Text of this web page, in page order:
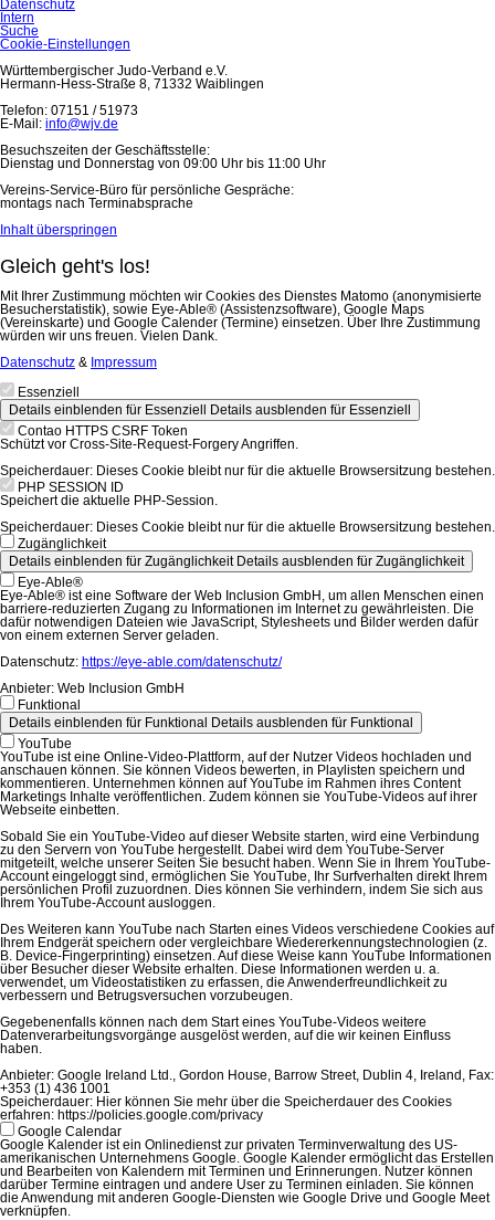
Datenschutz
Intern
Suche
Cookie-Einstellungen
Württembergischer Judo-Verband e.V.
Hermann-Hess-Straße 8, 71332 Waiblingen
Telefon: 07151 / 51973
E-Mail: info@wjv.de
Besuchszeiten der Geschäftsstelle:
Dienstag und Donnerstag von 09:00 Uhr bis 11:00 Uhr
Vereins-Service-Büro für persönliche Gespräche:
montags nach Terminabsprache
Inhalt überspringen
Gleich geht's los!
Mit Ihrer Zustimmung möchten wir Cookies des Dienstes Matomo (anonymisierte
Besucherstatistik), sowie Eye-Able® (Assistenzsoftware), Google Maps
(Vereinskarte) und Google Calender (Termine) einsetzen. Über Ihre Zustimmung
würden wir uns freuen. Vielen Dank.
Datenschutz & Impressum
Essenziell
Details einblenden für Essenziell Details ausblenden für Essenziell
Contao HTTPS CSRF Token
Schützt vor Cross-Site-Request-Forgery Angriffen.
Speicherdauer: Dieses Cookie bleibt nur für die aktuelle Browsersitzung bestehen.
PHP SESSION ID
Speichert die aktuelle PHP-Session.
Speicherdauer: Dieses Cookie bleibt nur für die aktuelle Browsersitzung bestehen.
Zugänglichkeit
Details einblenden für Zugänglichkeit Details ausblenden für Zugänglichkeit
Eye-Able®
Eye-Able® ist eine Software der Web Inclusion GmbH, um allen Menschen einen
barriere-reduzierten Zugang zu Informationen im Internet zu gewährleisten. Die
dafür notwendigen Dateien wie JavaScript, Stylesheets und Bilder werden dafür
von einem externen Server geladen.
Datenschutz: https://eye-able.com/datenschutz/
Anbieter: Web Inclusion GmbH
Funktional
Details einblenden für Funktional Details ausblenden für Funktional
YouTube
YouTube ist eine Online-Video-Plattform, auf der Nutzer Videos hochladen und
anschauen können. Sie können Videos bewerten, in Playlisten speichern und
kommentieren. Unternehmen können auf YouTube im Rahmen ihres Content
Marketings Inhalte veröffentlichen. Zudem können sie YouTube-Videos auf ihrer
Webseite einbetten.
Sobald Sie ein YouTube-Video auf dieser Website starten, wird eine Verbindung
zu den Servern von YouTube hergestellt. Dabei wird dem YouTube-Server
mitgeteilt, welche unserer Seiten Sie besucht haben. Wenn Sie in Ihrem YouTube-
Account eingeloggt sind, ermöglichen Sie YouTube, Ihr Surfverhalten direkt Ihrem
persönlichen Profil zuzuordnen. Dies können Sie verhindern, indem Sie sich aus
Ihrem YouTube-Account ausloggen.
Des Weiteren kann YouTube nach Starten eines Videos verschiedene Cookies auf
Ihrem Endgerät speichern oder vergleichbare Wiedererkennungstechnologien (z.
B. Device-Fingerprinting) einsetzen. Auf diese Weise kann YouTube Informationen
über Besucher dieser Website erhalten. Diese Informationen werden u. a.
verwendet, um Videostatistiken zu erfassen, die Anwenderfreundlichkeit zu
verbessern und Betrugsversuchen vorzubeugen.
Gegebenenfalls können nach dem Start eines YouTube-Videos weitere
Datenverarbeitungsvorgänge ausgelöst werden, auf die wir keinen Einfluss
haben.
Anbieter: Google Ireland Ltd., Gordon House, Barrow Street, Dublin 4, Ireland, Fax:
+353 (1) 436 1001
Speicherdauer: Hier können Sie mehr über die Speicherdauer des Cookies
erfahren: https://policies.google.com/privacy
Google Calendar
Google Kalender ist ein Onlinedienst zur privaten Terminverwaltung des US-
amerikanischen Unternehmens Google. Google Kalender ermöglicht das Erstellen
und Bearbeiten von Kalendern mit Terminen und Erinnerungen. Nutzer können
darüber Termine eintragen und andere User zu Terminen einladen. Sie können
die Anwendung mit anderen Google-Diensten wie Google Drive und Google Meet
verknüpfen.